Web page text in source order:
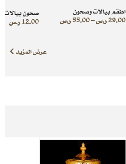
اطقم بيالات وصحون
29.00ر.س–
55.00 ر.س
صحون بيالات
12.00 ر.س
عرض المزيد